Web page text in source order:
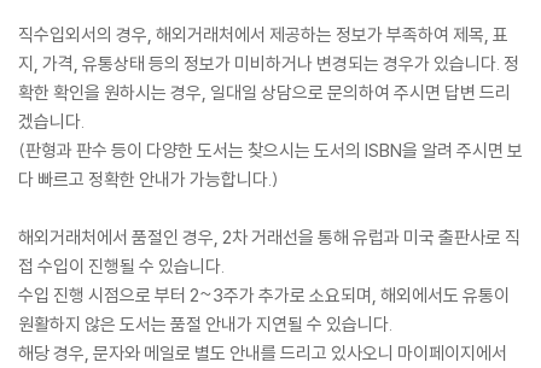
직수입외서의 경우, 해외거래처에서 제공하는 정보가 부족하여 제목, 표
지, 가격, 유통상태 등의 정보가 미비하거나 변경되는 경우가 있습니다. 정
확한 확인을 원하시는 경우, 일대일 상담으로 문의하여 주시면 답변 드리
겠습니다.
(판형과 판수 등이 다양한 도서는 찾으시는 도서의 ISBN을 알려 주시면 보
다 빠르고 정확한 안내가 가능합니다.)
해외거래처에서 품절인 경우, 2차 거래선을 통해 유럽과 미국 출판사로 직
접 수입이 진행될 수 있습니다.
수입 진행 시점으로 부터 2~3주가 추가로 소요되며, 해외에서도 유통이
원활하지 않은 도서는 품절 안내가 지연될 수 있습니다.
해당 경우, 문자와 메일로 별도 안내를 드리고 있사오니 마이페이지에서